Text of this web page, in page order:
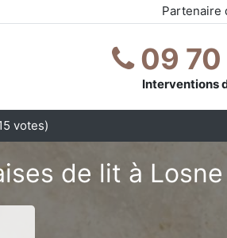
Partenaire
09 70
Interventions
votes)
de lit à Losne